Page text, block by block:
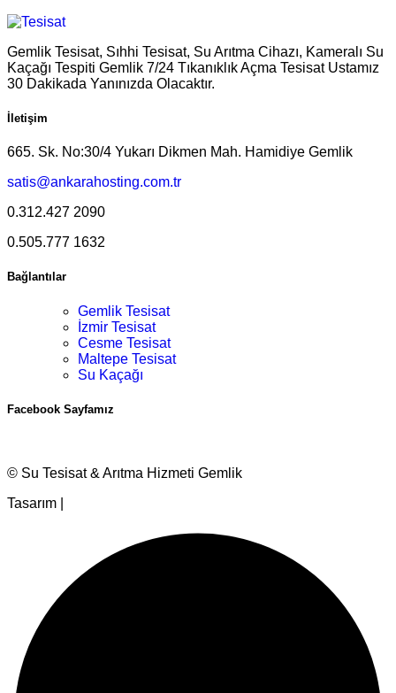
Gemlik Tesisat, Sıhhi Tesisat, Su Arıtma Cihazı, Kameralı Su
Kaçağı Tespiti Gemlik 7/24 Tıkanıklık Açma Tesisat Ustamız
30 Dakikada Yanınızda Olacaktır.
İletişim
665. Sk. No:30/4 Yukarı Dikmen Mah. Hamidiye Gemlik
satis@ankarahosting.com.tr
0.312.427 2090
0.505.777 1632
Bağlantılar
Gemlik Tesisat
İzmir Tesisat
Cesme Tesisat
Maltepe Tesisat
Su Kaçağı
Facebook Sayfamız
© Su Tesisat & Arıtma Hizmeti Gemlik
Tasarım |